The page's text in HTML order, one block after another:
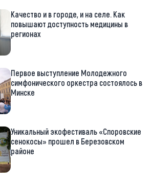
Качество и в городе, и на селе. Как
повышают доступность медицины в
регионах
Первое выступление Молодежного
симфонического оркестра состоялось в
Минске
Уникальный экофестиваль «Споровские
сенокосы» прошел в Березовском
районе